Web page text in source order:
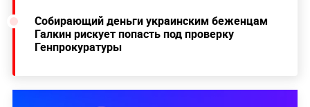
Собирающий деньги украинским беженцам
Галкин рискует попасть под проверку
Генпрокуратуры